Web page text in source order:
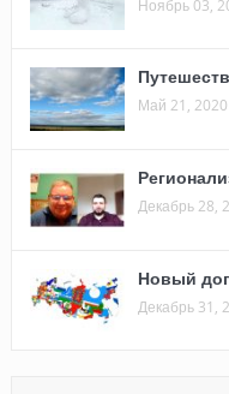
Ноябрь 03,
Май 21, 2020
Декабрь 28,
Новый
Декабрь 31,